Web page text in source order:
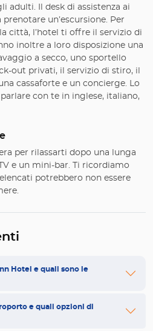
adulti. Il desk di assistenza ai
un’escursione. Per
città, l’hotel ti offre il servizio di
inoltre a loro disposizione una
a secco, uno sportello
out privati, il servizio di stiro, il
cassaforte e un concierge. Lo
con te in inglese, italiano,
per rilassarti dopo una lunga
e un mini-bar. Ti ricordiamo
potrebbero non essere
Hotel e quali sono le
e quali opzioni di